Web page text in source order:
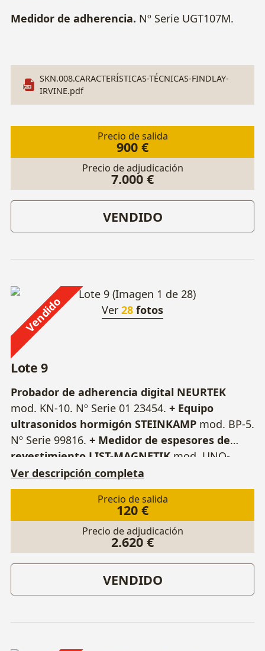
Medidor de adherencia. Nº Serie UGT107M.
SKN.008.CARACTERÍSTICAS-TÉCNICAS-FINDLAY-
IRVINE.pdf
Precio de salida
900 €
Precio de adjudicación
7.000 €
VENDIDO
Vendido Ver 28 fotos
Lote 9
Probador de adherencia digital NEURTEK
mod. KN-10. Nº Serie 01 23454. + Equipo
ultrasonidos hormigón STEINKAMP mod. BP-5.
Nº Serie 99816. + Medidor de espesores de
revestimiento LIST-MAGNETIK mod. UNO-
CHECK NFE. Nº serie N1308.
espesores de revestimiento ELCOMETERmod.
456. Nº Serie HA0902.+ Esclerómetro
analógico de 2,207 NM MATESTmod. C380. Nº
serie C380/BA/0259.+ Estantería.Dimensiones
900 x 500 x 1800 mm.
Ver descripción completa
Precio de salida
120 €
Precio de adjudicación
2.620 €
VENDIDO